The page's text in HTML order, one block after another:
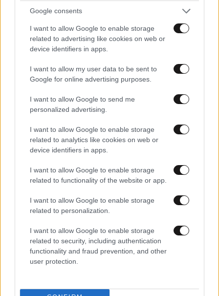
Google consents
I want to allow Google to enable storage
related to advertising like cookies on web or
device identifiers in apps.
I want to allow my user data to be sent to
Google for online advertising purposes.
I want to allow Google to send me
personalized advertising.
I want to allow Google to enable storage
related to analytics like cookies on web or
device identifiers in apps.
I want to allow Google to enable storage
related to functionality of the website or app.
I want to allow Google to enable storage
related to personalization.
I want to allow Google to enable storage
related to security, including authentication
functionality and fraud prevention, and other
user protection.
ΔΙΑΤΡΟΦΗ 07·08·2026 08:32
5 ροφήματα που μπορείτε να πίνετε πριν τον
ύπνο για καλύτερα επίπεδα σακχάρου στο αίμα